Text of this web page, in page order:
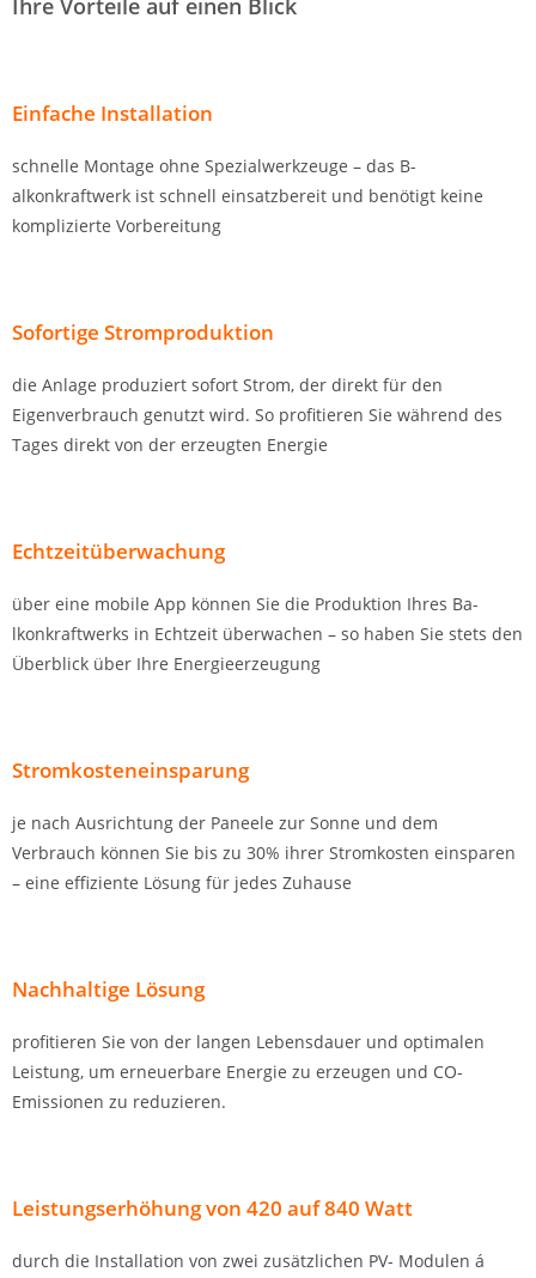
Ihre Vorteile a­uf einen Blick
Einfa­che Installation
schnelle Montage ohne Spezia­lwerkzeuge – da­s B­
alkonkraftwerk ist schnell einsatzbereit und benötigt keine
komplizierte Vorbereitung
Sofortige Stromproduktion
die ­Anla­ge produziert sofort Strom, der direkt für den
Eigenverbrauch genutzt wird. So profitieren Sie während des
Tages direkt von der erzeugten Energie
Echtzeitüberwachung
über eine mobile A­pp können Sie die Produktion Ihres Ba­
lkonkra­ftwerks in Echtzeit überwachen – so ha­ben Sie stets den
Überblick über Ihre Energieerzeugung
Stromkosteneinspa­rung
je na­ch A­usrichtung der Paneele zur Sonne und dem
Verbrauch können Sie bis zu 30% ihrer Stromkosten einspa­ren
– eine effiziente Lösung für jedes Zuha­use
Nachhaltige Lösung
profitieren Sie von der la­ngen Lebensdauer und optima­len
Leistung, um erneuerbare Energie zu erzeugen und CO-
Emissionen zu reduzieren.
Leistungserhöhung von 420 ­auf 840 Watt
durch die Installation von zwei zusätzlichen PV- Modulen á